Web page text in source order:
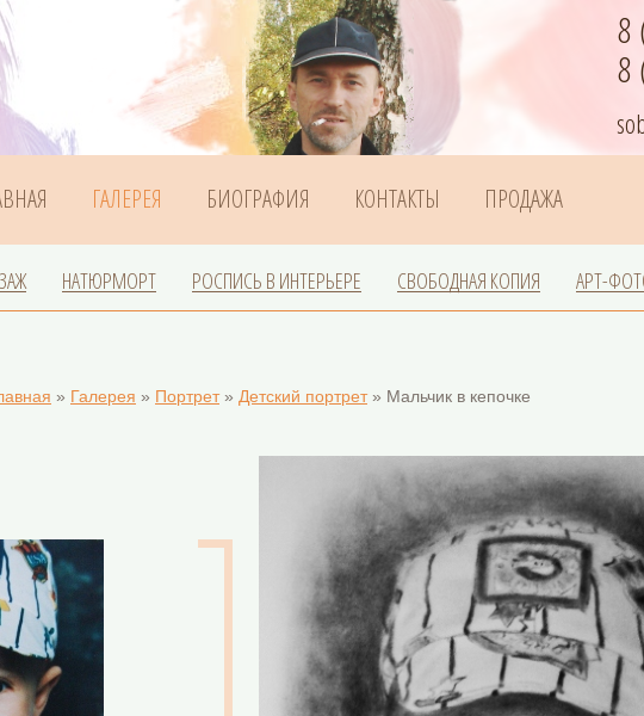
8
8
ГАЛЕРЕЯ БИОГРАФИЯ КОНТАКТЫ ПРОДАЖА
НАТЮРМОРТ РОСПИСЬ В ИНТЕРЬЕРЕ СВОБОДНАЯ КОПИЯ АРТ-
» Галерея » Портрет» Детский портрет» Мальчик в кепочке